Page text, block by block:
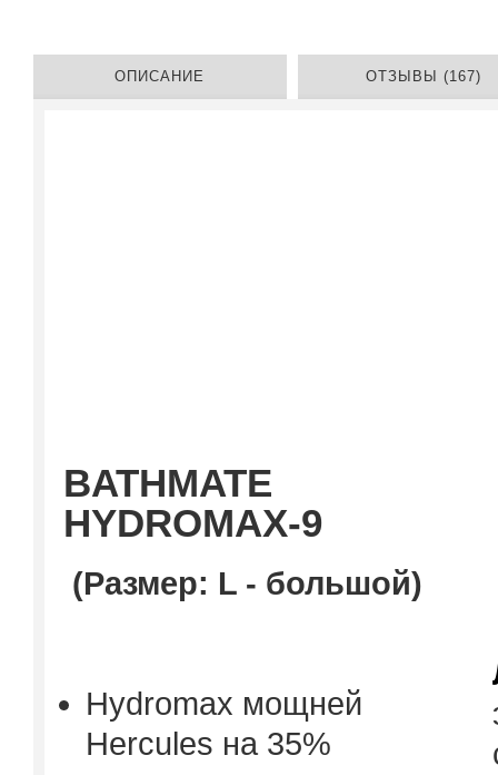
ОПИСАНИЕ ОТЗЫВЫ (167)
BATHMATE
HYDROMAX-9
(Размер: L - большой)
Hydromax мощней
Herсules на 35%